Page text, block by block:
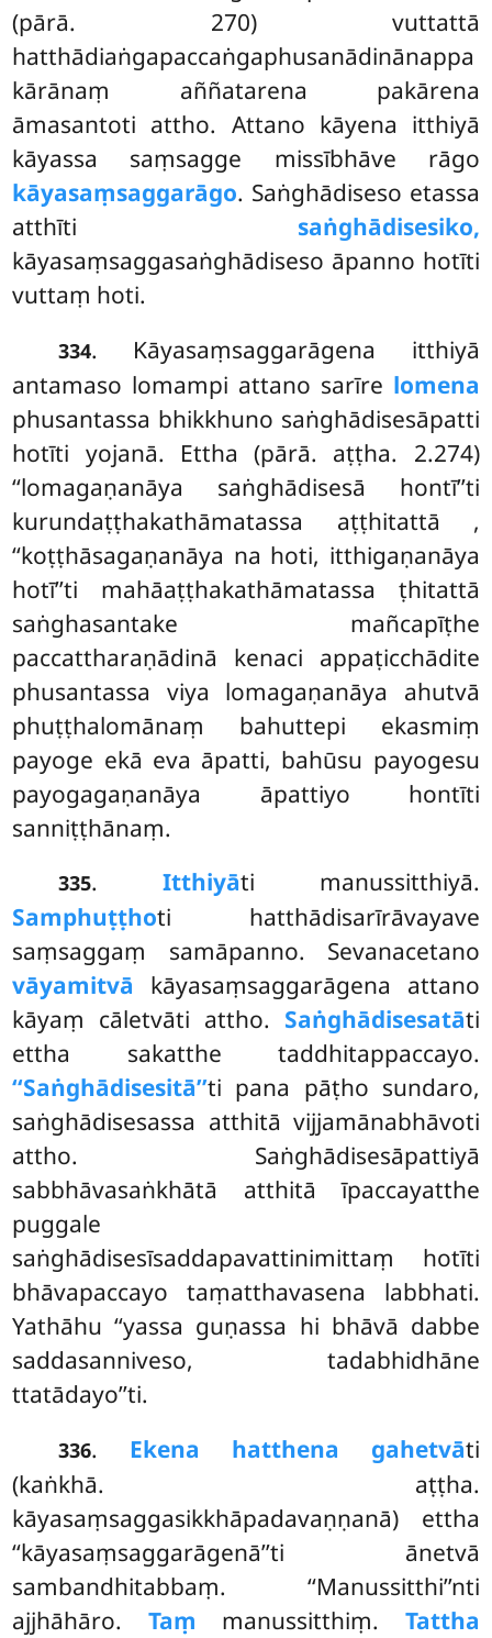
(pārā. 270) vuttattā
hatthādiaṅgapaccaṅgaphusanādinānappa
kārānaṃ aññatarena pakārena
āmasantoti attho. Attano kāyena itthiyā
kāyassa saṃsagge missībhāve rāgo
kāyasaṃsaggarāgo. Saṅghādiseso etassa
atthīti saṅghādisesiko,
kāyasaṃsaggasaṅghādiseso āpanno hotīti
vuttaṃ hoti.
334. Kāyasaṃsaggarāgena itthiyā
antamaso lomampi attano sarīre lomena
phusantassa bhikkhuno saṅghādisesāpatti
hotīti yojanā. Ettha (pārā. aṭṭha. 2.274)
‘‘lomagaṇanāya saṅghādisesā hontī’’ti
kurundaṭṭhakathāmatassa aṭṭhitattā ,
‘‘koṭṭhāsagaṇanāya na hoti, itthigaṇanāya
hotī’’ti mahāaṭṭhakathāmatassa ṭhitattā
saṅghasantake mañcapīṭhe
paccattharaṇādinā kenaci appaṭicchādite
phusantassa viya lomagaṇanāya ahutvā
phuṭṭhalomānaṃ bahuttepi ekasmiṃ
payoge ekā eva āpatti, bahūsu payogesu
payogagaṇanāya āpattiyo hontīti
sanniṭṭhānaṃ.
335. Itthiyāti manussitthiyā.
Samphuṭṭhoti hatthādisarīrāvayave
saṃsaggaṃ samāpanno. Sevanacetano
vāyamitvā kāyasaṃsaggarāgena attano
kāyaṃ cāletvāti attho. Saṅghādisesatāti
ettha sakatthe taddhitappaccayo.
‘‘Saṅghādisesitā’’ti pana pāṭho sundaro,
saṅghādisesassa atthitā vijjamānabhāvoti
attho. Saṅghādisesāpattiyā
sabbhāvasaṅkhātā atthitā īpaccayatthe
puggale
saṅghādisesīsaddapavattinimittaṃ hotīti
bhāvapaccayo taṃatthavasena labbhati.
Yathāhu ‘‘yassa guṇassa hi bhāvā dabbe
saddasanniveso, tadabhidhāne
ttatādayo’’ti.
336. Ekena hatthena gahetvāti
(kaṅkhā. aṭṭha.
kāyasaṃsaggasikkhāpadavaṇṇanā) ettha
‘‘kāyasaṃsaggarāgenā’’ti ānetvā
sambandhitabbaṃ. ‘‘Manussitthi’’nti
ajjhāhāro. Taṃ manussitthiṃ. Tattha